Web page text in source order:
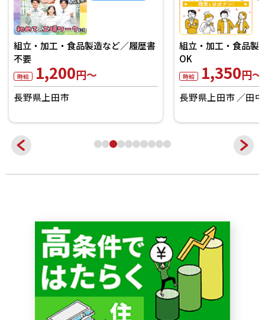
組立・加工・食品製造など／履歴書
不要
時給 1,200円～
長野県上田市
組立・加工・食品製
OK
時給 1,350円～
長野県上田市 田